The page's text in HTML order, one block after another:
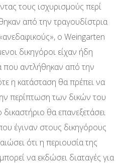
τους ισχυρισμούς περί
από την τραγουδίστρια
ο Weingarten
δικηγόροι είχαν ήδη
που αντλήθηκαν από την
η κατάσταση θα πρέπει να
περίπτωση των δικών του
θα επανεξετάσει
έγιναν στους δικηγόρους
ότι η περιουσία της
να εκδώσει διαταγές για